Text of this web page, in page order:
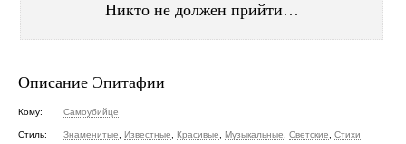
Никто не должен прийти…
Описание Эпитафии
Кому: Самоубийце
Стиль: Знаменитые Известные Красивые Музыкальные Светские Стихи